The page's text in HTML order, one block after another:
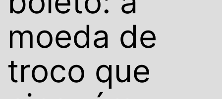
moeda de
troco que